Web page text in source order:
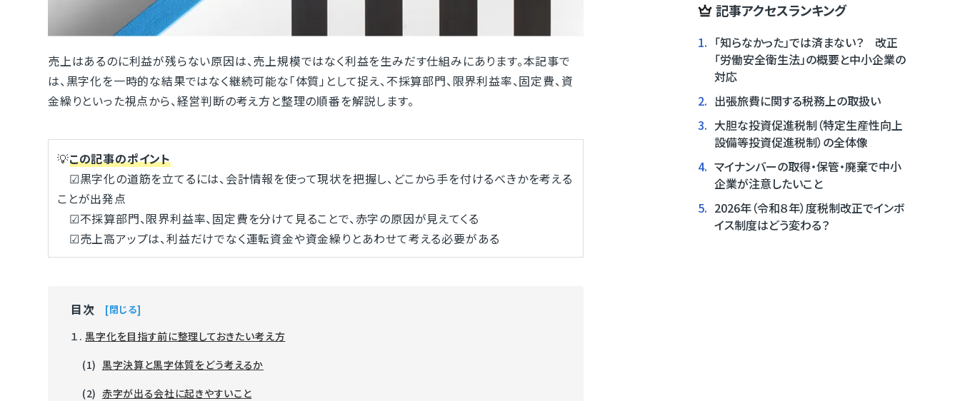
売上はあるのに利益が残らない原因は、売上規模ではなく利益を生みだす仕組みにあります。本記事で
は、黒字化を一時的な結果ではなく継続可能な「体質」として捉え、不採算部門、限界利益率、固定費、資
金繰りといった視点から、経営判断の考え方と整理の順番を解説します。
💡この記事のポイント
☑黒字化の道筋を立てるには、会計情報を使って現状を把握し、どこから手を付けるべきかを考える
ことが出発点
☑不採算部門、限界利益率、固定費を分けて見ることで、赤字の原因が見えてくる
☑売上高アップは、利益だけでなく運転資金や資金繰りとあわせて考える必要がある
目次 閉じる
１. 黒字化を目指す前に整理しておきたい考え方
(1) 黒字決算と黒字体質をどう考えるか
(2) 赤字が出る会社に起きやすいこと
記事アクセスランキング
1. 「知らなかった」では済まない？ 改正
「労働安全衛生法」の概要と中小企業の
対応
2. 出張旅費に関する税務上の取扱い
3. 大胆な投資促進税制（特定生産性向上
設備等投資促進税制）の全体像
4. マイナンバーの取得・保管・廃棄で中小
企業が注意したいこと
5. 2026年（令和８年）度税制改正でインボ
イス制度はどう変わる？